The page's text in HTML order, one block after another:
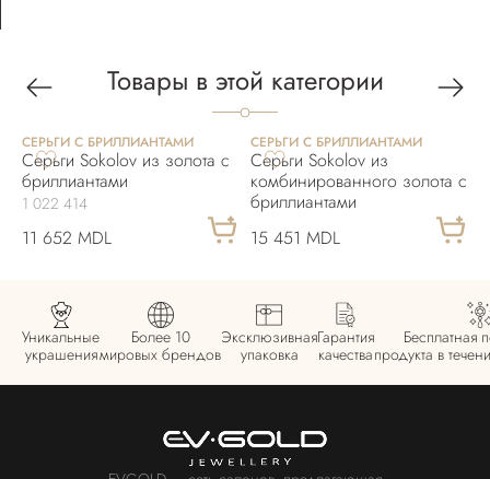
Товары в этой категории
СЕРЬГИ С БРИЛЛИАНТАМИ
Серьги Sokolov из золота с
бриллиантами
1 022 414
11 652 MDL
СЕРЬГИ С БРИЛЛИАНТАМИ
Серьги Sokolov из
комбинированного золота с
бриллиантами
15 451 MDL
Уникальные
украшения
Более 10
мировых брендов
Эксклюзивная
упаковка
Гарантия
качества
Бесплатная
продукта в